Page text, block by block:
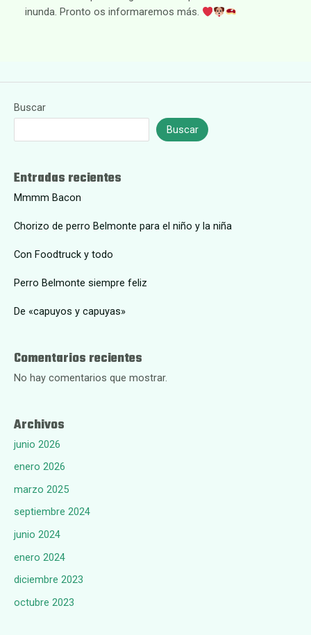
inunda. Pronto os informaremos más.
Buscar
Buscar
Entradas recientes
Mmmm Bacon
Chorizo de perro Belmonte para el niño y la niña
Con Foodtruck y todo
Perro Belmonte siempre feliz
De «capuyos y capuyas»
Comentarios recientes
No hay comentarios que mostrar.
Archivos
junio 2026
enero 2026
marzo 2025
septiembre 2024
junio 2024
enero 2024
diciembre 2023
octubre 2023